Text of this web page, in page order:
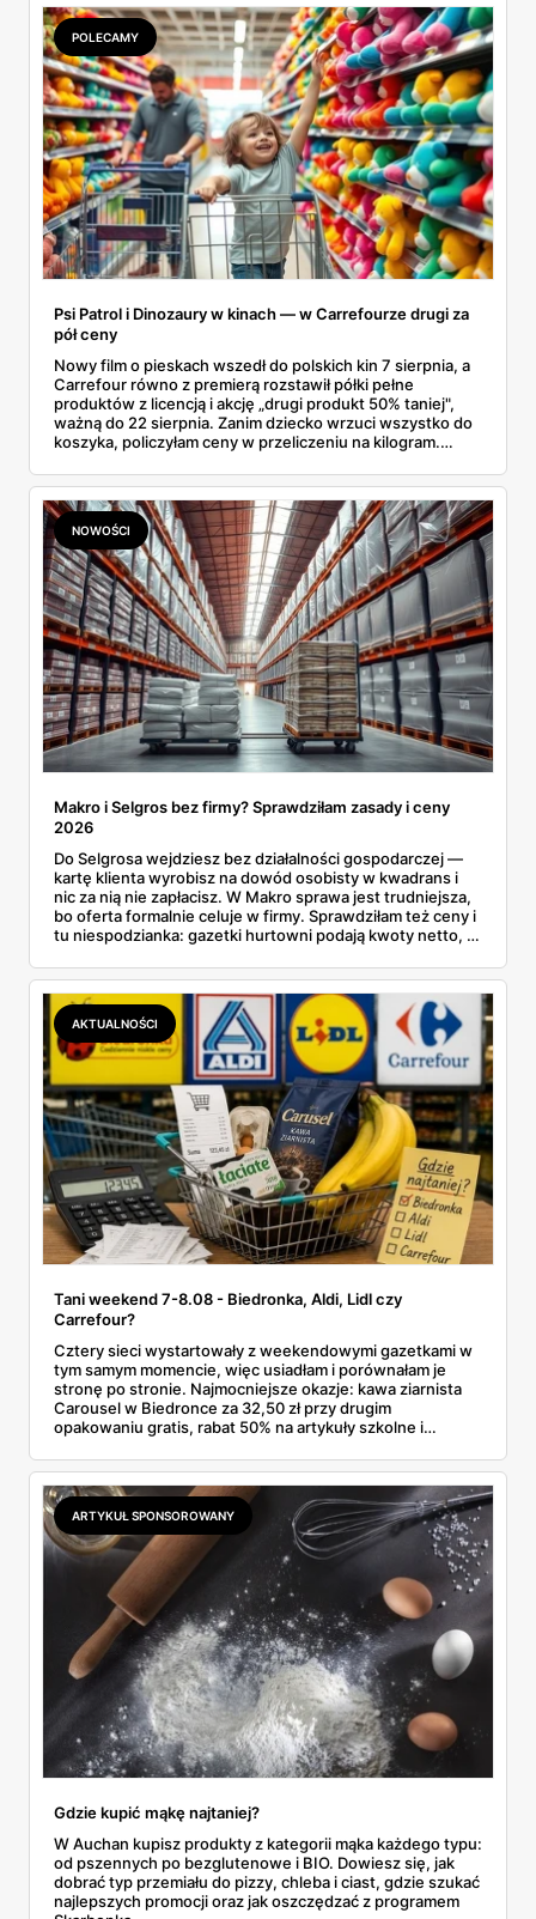
POLECAMY
Psi Patrol i Dinozaury w kinach — w Carrefourze drugi za
pół ceny
Nowy film o pieskach wszedł do polskich kin 7 sierpnia, a
Carrefour równo z premierą rozstawił półki pełne
produktów z licencją i akcję „drugi produkt 50% taniej",
ważną do 22 sierpnia. Zanim dziecko wrzuci wszystko do
koszyka, policzyłam ceny w przeliczeniu na kilogram.
prawie 140 zł za kilogram, ale lody do mrożenia i rurki
waflowe bronią się nawet bez rabatu.
NOWOŚCI
Makro i Selgros bez firmy? Sprawdziłam zasady i ceny
2026
Do Selgrosa wejdziesz bez działalności gospodarczej —
kartę klienta wyrobisz na dowód osobisty w kwadrans i
nic za nią nie zapłacisz. W Makro sprawa jest trudniejsza,
bo oferta formalnie celuje w firmy. Sprawdziłam też ceny i
tu niespodzianka: gazetki hurtowni podają kwoty netto, a
zawsze wygrywa — ta sama kawa ziarnista kosztuje w
Makro ponad dwa razy więcej niż w weekendowej
promocji dyskontu.
AKTUALNOŚCI
Tani weekend 7-8.08 - Biedronka, Aldi, Lidl czy
Carrefour?
Cztery sieci wystartowały z weekendowymi gazetkami w
tym samym momencie, więc usiadłam i porównałam je
stronę po stronie. Najmocniejsze okazje: kawa ziarnista
Carousel w Biedronce za 32,50 zł przy drugim
opakowaniu gratis, rabat 50% na artykuły szkolne i
2,99 zł za kilogram, ale wyłącznie w sobotę z aplikacją. Aldi
odpowiada masłem za 2,99 zł. Werdykt w skrócie:
najwięcej wyciśniesz z Biedronki, po świeże warzywa jedź
do Aldi.
ARTYKUŁ SPONSOROWANY
Gdzie kupić mąkę najtaniej?
W Auchan kupisz produkty z kategorii mąka każdego typu:
od pszennych po bezglutenowe i BIO. Dowiesz się, jak
dobrać typ przemiału do pizzy, chleba i ciast, gdzie szukać
najlepszych promocji oraz jak oszczędzać z programem